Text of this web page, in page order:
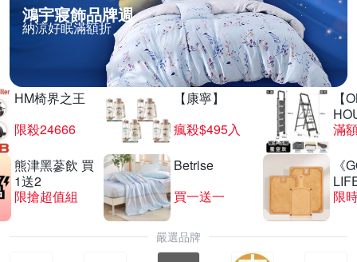
鴻宇寢飾品牌週
納涼好眠滿額折
HM椅界之王
限殺24666
【康寧】
瘋殺$495入
【
滿
熊津黑蔘飲 買
1送2
限搶超值組
Betrise
買一送一
《
限
嚴選品牌